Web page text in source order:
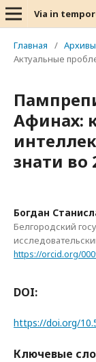
Via in
Главная / Архивы
Актуальные
Афинах:
знати во
Богдан
Белгородский
https://orcid.org/
DOI:
https://doi.org/
Ключевые